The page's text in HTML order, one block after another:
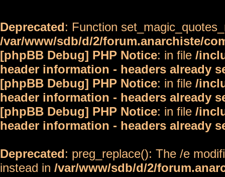
Deprecated: Function
/var/www/sdb/d/2/forum.anarchiste/
[phpBB Debug] PHP Notice: in file /
header information - headers already
[phpBB Debug] PHP Notice: in file /
header information - headers already
[phpBB Debug] PHP Notice: in file /
header information - headers already
Deprecated: preg_replace(): The /e
instead in /var/www/sdb/d/2/